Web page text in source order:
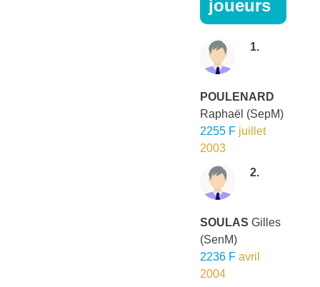
joueurs
1.
POULENARD
Raphaël (SepM)
2255 F juillet
2003
2.
SOULAS Gilles
(SenM)
2236 F avril
2004